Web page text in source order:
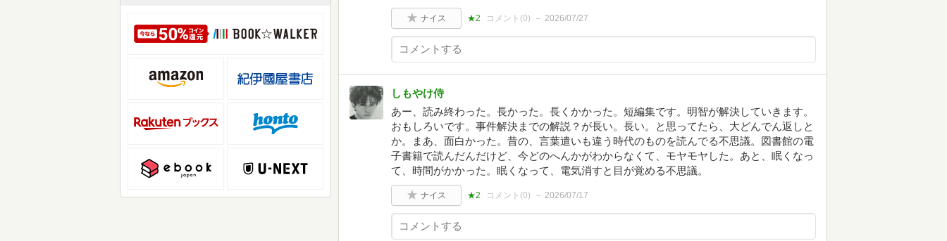
ナイス ★2 コメント(0) 2026/07/27
しもやけ侍
あー、読み終わった。長かった。長くかかった。短編集です。明智が解決していきます。
おもしろいです。事件解決までの解説？が長い。長い。と思ってたら、大どんでん返しと
か。まあ、面白かった。昔の、言葉遣いも違う時代のものを読んでる不思議。図書館の電
子書籍で読んだんだけど、今どのへんかがわからなくて、モヤモヤした。あと、眠くなっ
て、時間がかかった。眠くなって、電気消すと目が覚める不思議。
ナイス ★2 コメント(0) 2026/07/17